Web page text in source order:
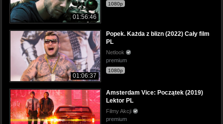
01:56:46
1080p
01:06:37
Popek. Każda z blizn (2022) Cały film
PL
Netlook
premium
1080p
Amsterdam Vice: Początek (2019)
Lektor PL
Filmy Akcji
premium